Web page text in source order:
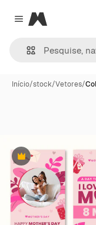
Close menu
Magnific
Início/stock/Vetores/
Premium